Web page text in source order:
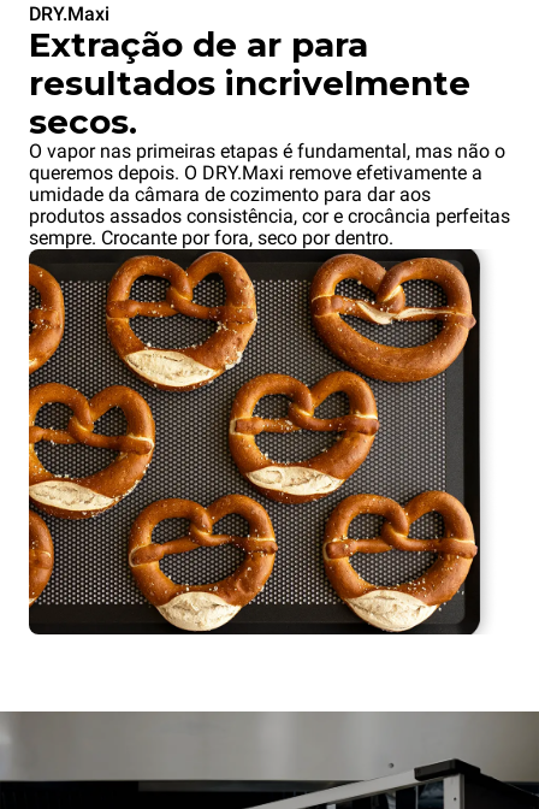
DRY.Maxi
Extração de ar para
resultados incrivelmente
secos.
O vapor nas primeiras etapas é fundamental, mas não o
queremos depois. O DRY.Maxi remove efetivamente a
umidade da câmara de cozimento para dar aos
produtos assados consistência, cor e crocância perfeitas
sempre. Crocante por fora, seco por dentro.